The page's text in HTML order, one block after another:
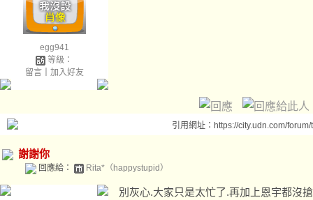
egg941
等級：
留言｜ 加入好友
引用網址：https://city.udn.com/
謝謝你
回應給： Rita*（happystupid）
別灰心.大家只是太忙了.再加上恩宇都沒